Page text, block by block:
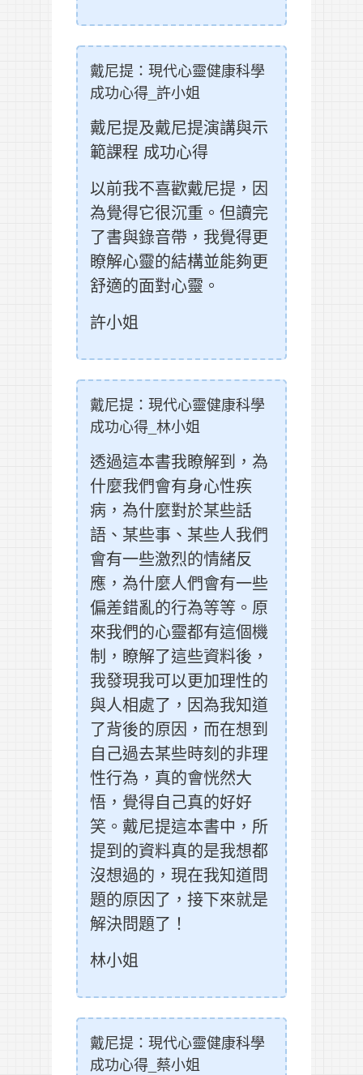
戴尼提：現代心靈健康科學
成功心得_許小姐
戴尼提及戴尼提演講與示
範課程 成功心得
以前我不喜歡戴尼提，因
為覺得它很沉重。但讀完
了書與錄音帶，我覺得更
瞭解心靈的結構並能夠更
舒適的面對心靈。
許小姐
戴尼提：現代心靈健康科學
成功心得_林小姐
透過這本書我瞭解到，為
什麼我們會有身心性疾
病，為什麼對於某些話
語、某些事、某些人我們
會有一些激烈的情緒反
應，為什麼人們會有一些
偏差錯亂的行為等等。原
來我們的心靈都有這個機
制，瞭解了這些資料後，
我發現我可以更加理性的
與人相處了，因為我知道
了背後的原因，而在想到
自己過去某些時刻的非理
性行為，真的會恍然大
悟，覺得自己真的好好
笑。戴尼提這本書中，所
提到的資料真的是我想都
沒想過的，現在我知道問
題的原因了，接下來就是
解決問題了！
林小姐
戴尼提：現代心靈健康科學
成功心得_蔡小姐